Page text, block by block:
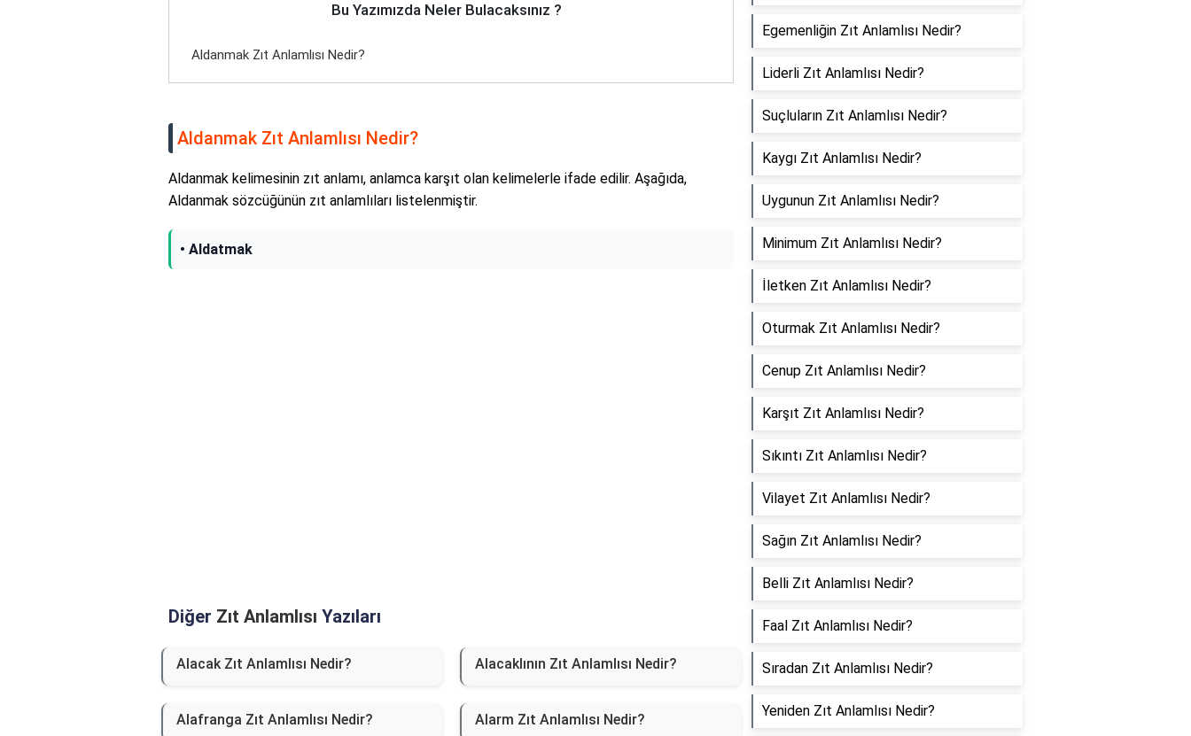
Bu Yazımızda Neler Bulacaksınız ?
Aldanmak Zıt Anlamlısı Nedir?
Aldanmak Zıt Anlamlısı Nedir?
Aldanmak kelimesinin zıt anlamı, anlamca karşıt olan kelimelerle ifade edilir. Aşağıda,
Aldanmak sözcüğünün zıt anlamlıları listelenmiştir.
• Aldatmak
Diğer Zıt Anlamlısı Yazıları
Alacak Zıt Anlamlısı Nedir? Alacaklının Zıt Anlamlısı Nedir?
Alafranga Zıt Anlamlısı Nedir? Alarm Zıt Anlamlısı Nedir?
Egemenliğin Zıt Anlamlısı Nedir?
Liderli Zıt Anlamlısı Nedir?
Suçluların Zıt Anlamlısı Nedir?
Kaygı Zıt Anlamlısı Nedir?
Uygunun Zıt Anlamlısı Nedir?
Minimum Zıt Anlamlısı Nedir?
İletken Zıt Anlamlısı Nedir?
Oturmak Zıt Anlamlısı Nedir?
Cenup Zıt Anlamlısı Nedir?
Karşıt Zıt Anlamlısı Nedir?
Sıkıntı Zıt Anlamlısı Nedir?
Vilayet Zıt Anlamlısı Nedir?
Sağın Zıt Anlamlısı Nedir?
Belli Zıt Anlamlısı Nedir?
Faal Zıt Anlamlısı Nedir?
Sıradan Zıt Anlamlısı Nedir?
Yeniden Zıt Anlamlısı Nedir?